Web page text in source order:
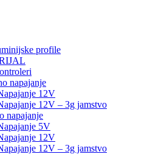
profile
napajanje
12V
12V – 3g jamstvo
napajanje
5V
12V
12V – 3g jamstvo